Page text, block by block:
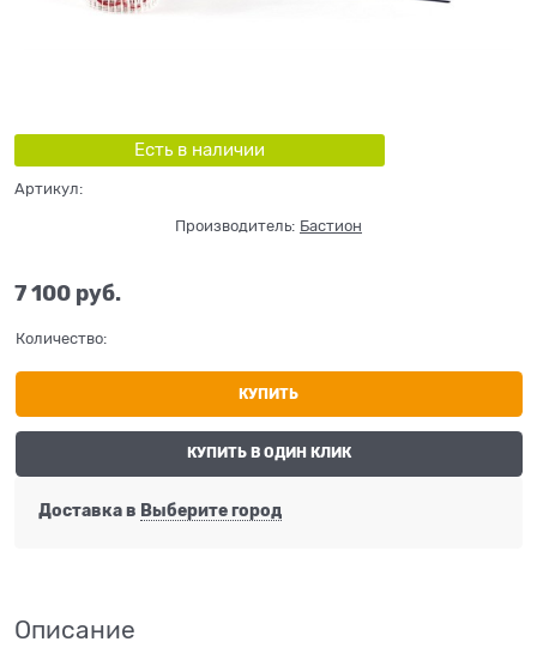
Есть в наличии
Артикул:
Производитель: Бастион
7 100 руб.
Количество:
КУПИТЬ
КУПИТЬ В ОДИН КЛИК
Доставка в Выберите город
Описание